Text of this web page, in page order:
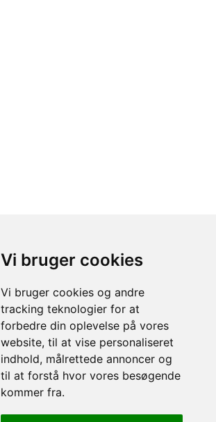
Vi bruger cookies
Vi bruger cookies og andre
tracking teknologier for at
forbedre din oplevelse på vores
website, til at vise personaliseret
indhold, målrettede annoncer og
til at forstå hvor vores besøgende
kommer fra.